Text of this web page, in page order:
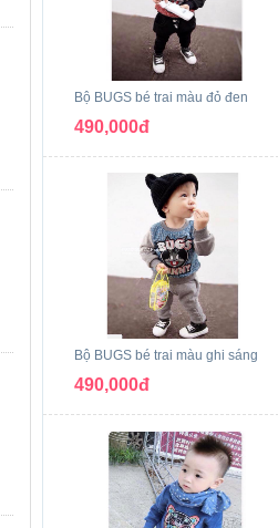
Bộ BUGS bé trai màu đỏ đen
490,000đ
Bộ BUGS bé trai màu ghi sáng
490,000đ